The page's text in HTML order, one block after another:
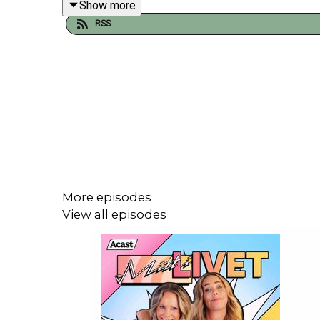
Show more
RSS
More episodes
View all episodes